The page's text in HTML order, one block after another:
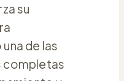
su
de las
completas